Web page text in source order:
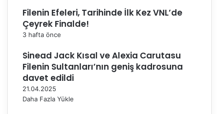
Filenin Efeleri, Tarihinde İlk Kez VNL’de
Çeyrek Finalde!
3 hafta önce
Sinead Jack Kısal ve Alexia Carutasu
Filenin Sultanları’nın geniş kadrosuna
davet edildi
21.04.2025
Daha Fazla Yükle